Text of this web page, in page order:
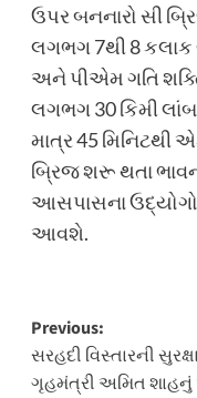
ઉપર બનનારો સી
લગભગ 7થી 8
અને પીએમ ગતિ
લગભગ 30 કિમી
માત્ર 45 મિનિટથી
બ્રિજ શરૂ થતા
આસપાસના ઉદ્યોગો
આવશે.
Post
navigation
Previous:
સરહદી વિસ્તારની
ગૃહમંત્રી અમિત